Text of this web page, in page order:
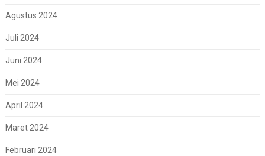
Agustus 2024
Juli 2024
Juni 2024
Mei 2024
April 2024
Maret 2024
Februari 2024